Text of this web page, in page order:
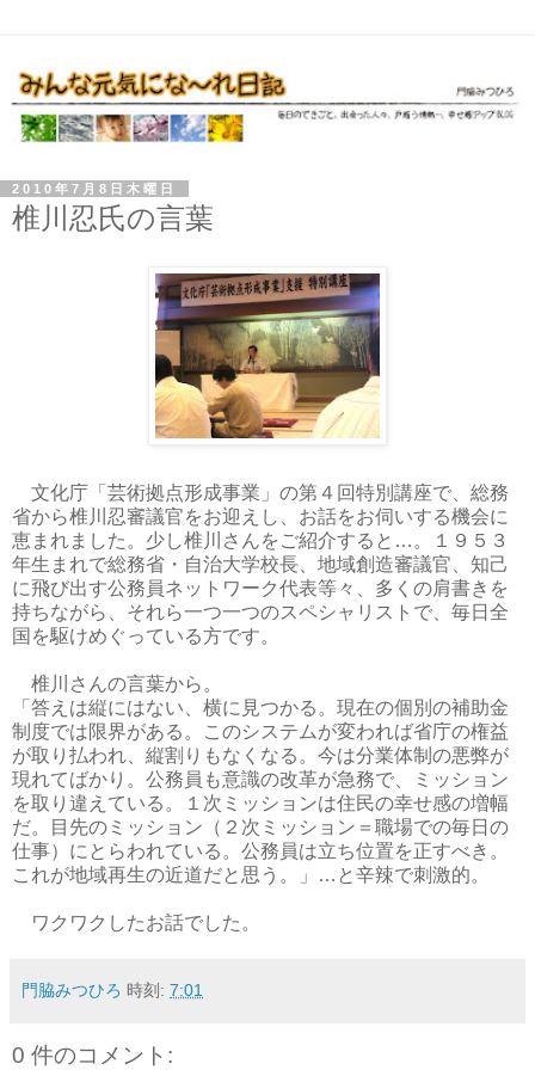
2010年7月8日木曜日
椎川忍氏の言葉
文化庁「芸術拠点形成事業」の第４回特別講座で、総務
省から椎川忍審議官をお迎えし、お話をお伺いする機会に
恵まれました。少し椎川さんをご紹介すると…。１９５３
年生まれで総務省・自治大学校長、地域創造審議官、知己
に飛び出す公務員ネットワーク代表等々、多くの肩書きを
持ちながら、それら一つ一つのスペシャリストで、毎日全
国を駆けめぐっている方です。
椎川さんの言葉から。
「答えは縦にはない、横に見つかる。現在の個別の補助金
制度では限界がある。このシステムが変われば省庁の権益
が取り払われ、縦割りもなくなる。今は分業体制の悪弊が
現れてばかり。公務員も意識の改革が急務で、ミッション
を取り違えている。１次ミッションは住民の幸せ感の増幅
だ。目先のミッション（２次ミッション＝職場での毎日の
仕事）にとらわれている。公務員は立ち位置を正すべき。
これが地域再生の近道だと思う。」…と辛辣で刺激的。
ワクワクしたお話でした。
門脇みつひろ 時刻: 7:01
0 件のコメント: